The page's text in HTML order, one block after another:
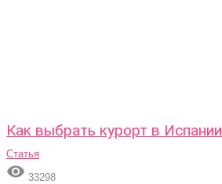
Как выбрать курорт в Испании
Статья
 33298